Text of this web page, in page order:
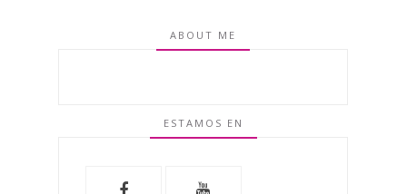
ABOUT ME
ESTAMOS EN